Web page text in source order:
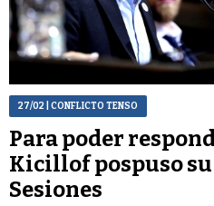
27/02 | CONFLICTO TENSO
Para poder
Kicillof pospuso
Sesiones